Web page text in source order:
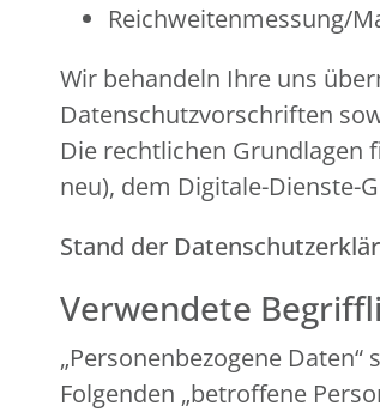
Reichweitenmessung/
Wir behandeln Ihre uns
Datenschutzvorschriften
Die rechtlichen Grundlagen
neu), dem Digitale-Dienste-
Stand der
Verwendete
„Personenbezogene
Folgenden „betroffene